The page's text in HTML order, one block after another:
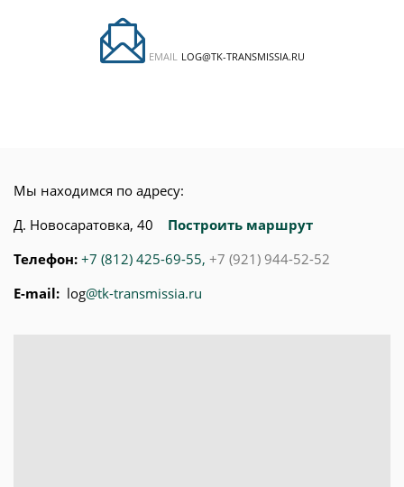
EMAIL LOG@TK-TRANSMISSIA.RU
Мы находимся по адресу:
Д. Новосаратовка, 40 Построить маршрут
Телефон: +7 (812) 425-69-55, +7 (921) 944-52-52
E-mail: log@tk-transmissia.ru